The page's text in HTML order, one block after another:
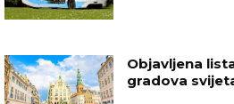
Objavljena
gradova